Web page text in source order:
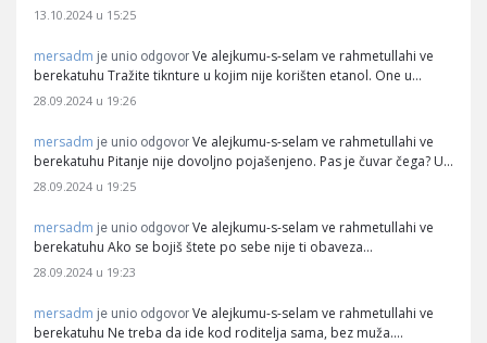
13.10.2024 u 15:25
mersadm je unio odgovor Ve alejkumu-s-selam ve rahmetullahi ve
berekatuhu Tražite tiknture u kojim nije korišten etanol. One u…
28.09.2024 u 19:26
mersadm je unio odgovor Ve alejkumu-s-selam ve rahmetullahi ve
berekatuhu Pitanje nije dovoljno pojašenjeno. Pas je čuvar čega? U…
28.09.2024 u 19:25
mersadm je unio odgovor Ve alejkumu-s-selam ve rahmetullahi ve
berekatuhu Ako se bojiš štete po sebe nije ti obaveza…
28.09.2024 u 19:23
mersadm je unio odgovor Ve alejkumu-s-selam ve rahmetullahi ve
berekatuhu Ne treba da ide kod roditelja sama, bez muža.…